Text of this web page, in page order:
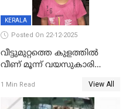
KERALA
Posted On 22-12-2025
വീട്ടുമുറ്റത്തെ കുളത്തിൽ
വീണ് മൂന്ന് വയസുകാരി
1 Min Read View All